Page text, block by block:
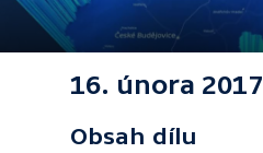
16. února 2017
Obsah dílu